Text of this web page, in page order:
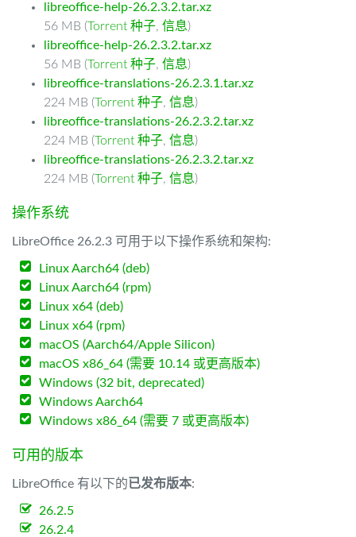
libreoffice-help-26.2.3.2.tar.xz
56 MB (Torrent 种子, 信息)
libreoffice-help-26.2.3.2.tar.xz
56 MB (Torrent 种子, 信息)
libreoffice-translations-26.2.3.1.tar.xz
224 MB (Torrent 种子, 信息)
libreoffice-translations-26.2.3.2.tar.xz
224 MB (Torrent 种子, 信息)
libreoffice-translations-26.2.3.2.tar.xz
224 MB (Torrent 种子, 信息)
操作系统
LibreOffice 26.2.3 可用于以下操作系统和架构:
Linux Aarch64 (deb)
Linux Aarch64 (rpm)
Linux x64 (deb)
Linux x64 (rpm)
macOS (Aarch64/Apple Silicon)
macOS x86_64 (需要 10.14 或更高版本)
Windows (32 bit, deprecated)
Windows Aarch64
Windows x86_64 (需要 7 或更高版本)
可用的版本
LibreOffice 有以下的已发布版本:
26.2.5
26.2.4